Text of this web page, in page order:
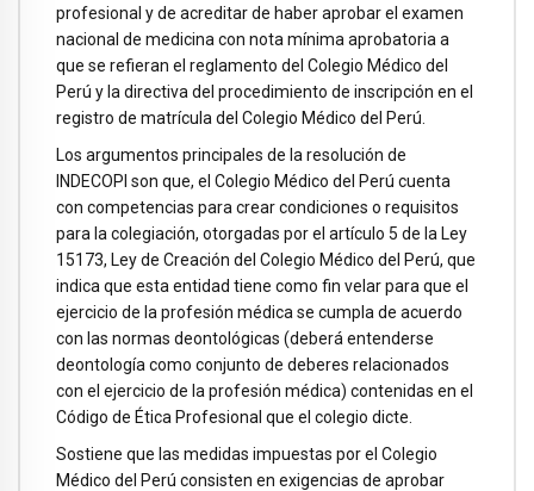
profesional y de acreditar de haber aprobar el examen
nacional de medicina con nota mínima aprobatoria a
que se refieran el reglamento del Colegio Médico del
Perú y la directiva del procedimiento de inscripción en el
registro de matrícula del Colegio Médico del Perú.
Los argumentos principales de la resolución de
INDECOPI son que, el Colegio Médico del Perú cuenta
con competencias para crear condiciones o requisitos
para la colegiación, otorgadas por el artículo 5 de la Ley
15173, Ley de Creación del Colegio Médico del Perú, que
indica que esta entidad tiene como fin velar para que el
ejercicio de la profesión médica se cumpla de acuerdo
con las normas deontológicas (deberá entenderse
deontología como conjunto de deberes relacionados
con el ejercicio de la profesión médica) contenidas en el
Código de Ética Profesional que el colegio dicte.
Sostiene que las medidas impuestas por el Colegio
Médico del Perú consisten en exigencias de aprobar